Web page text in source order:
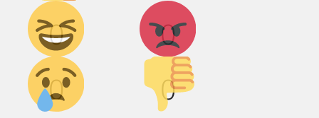
0 0
Дикий
смех!
0
Агрессия!
0
Грусть :(
Палец
вниз!